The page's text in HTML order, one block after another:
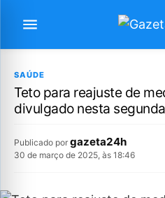
SAÚDE
Teto para reajuste de
divulgado nesta segunda
Publicado por gazeta24h
30 de março de 2025, às 18:46